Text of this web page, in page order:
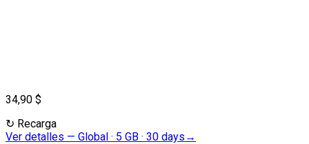
34,90 $
↻ Recarga
Ver detalles — Global · 5 GB · 30 days →